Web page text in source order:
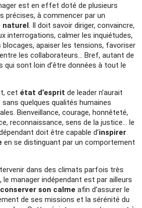
est en effet doté de plusieurs
précises, à commencer par un
naturel. Il doit savoir diriger, convaincre,
interrogations, calmer les inquiétudes,
blocages, apaiser les tensions, favoriser
les collaborateurs… Bref, autant de
qui sont loin d’être données à tout le
cet état d’esprit de leader n’aurait
sans quelques qualités humaines
Bienveillance, courage, honnêteté,
reconnaissance, sens de la justice… le
doit être capable d’inspirer
en se distinguant par un comportement
dans des climats parfois très
le manager indépendant est par ailleurs
conserver son calme afin d’assurer le
de ses missions et la sérénité du